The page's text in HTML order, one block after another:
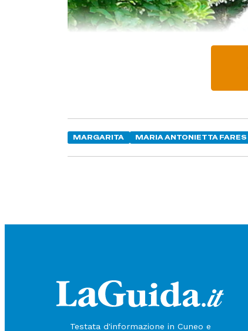
MARGARITA MARIA ANTONIETTA FARES
Testata d'informazione in Cuneo e